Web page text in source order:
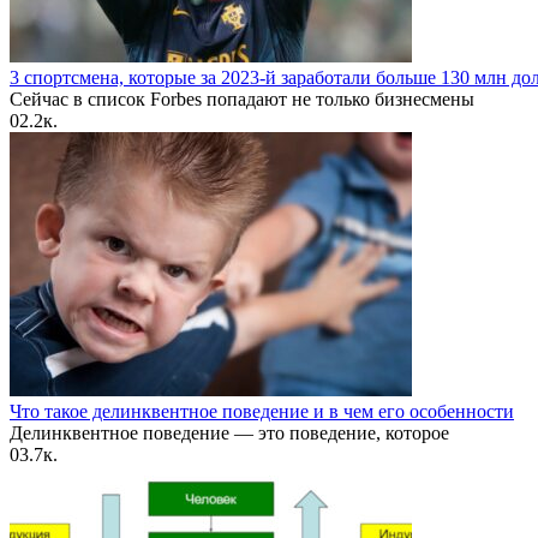
3 спортсмена, которые за 2023-й заработали больше 130 млн
Сейчас в список Forbes попадают не только бизнесмены
02.2к.
Что такое делинквентное поведение и в чем его особенности
Делинквентное поведение — это поведение, которое
03.7к.